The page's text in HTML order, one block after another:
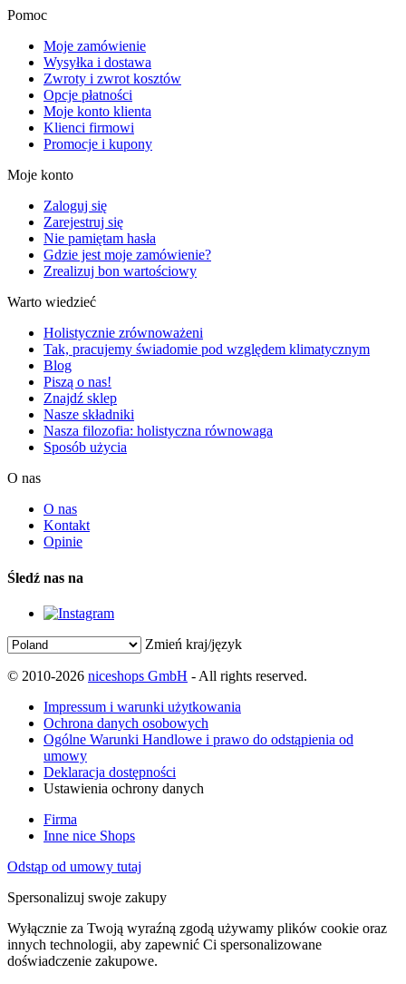
Pomoc
Moje zamówienie
Wysyłka i dostawa
Zwroty i zwrot kosztów
Opcje płatności
Moje konto klienta
Klienci firmowi
Promocje i kupony
Moje konto
Zaloguj się
Zarejestruj się
Nie pamiętam hasła
Gdzie jest moje zamówienie?
Zrealizuj bon wartościowy
Warto wiedzieć
Holistycznie zrównoważeni
Tak, pracujemy świadomie pod względem klimatycznym
Blog
Piszą o nas!
Znajdź sklep
Nasze składniki
Nasza filozofia: holistyczna równowaga
Sposób użycia
O nas
O nas
Kontakt
Opinie
Śledź nas na
Zmień kraj/język
© 2010-2026 niceshops GmbH - All rights reserved.
Impressum i warunki użytkowania
Ochrona danych osobowych
Ogólne Warunki Handlowe i prawo do odstąpienia od
umowy
Deklaracja dostępności
Ustawienia ochrony danych
Firma
Inne nice Shops
Odstąp od umowy tutaj
Spersonalizuj swoje zakupy
Wyłącznie za Twoją wyraźną zgodą używamy plików cookie oraz
innych technologii, aby zapewnić Ci spersonalizowane
doświadczenie zakupowe.